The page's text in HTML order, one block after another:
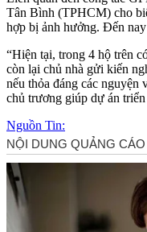
Tân Bình (TPHCM) cho
hợp bị ảnh hưởng. Đến
“Hiện tại, trong 4 hộ trên
còn lại chủ nhà gửi kiến
nếu thỏa đáng các nguyện
chủ trương giúp dự án
Nguồn Tin: